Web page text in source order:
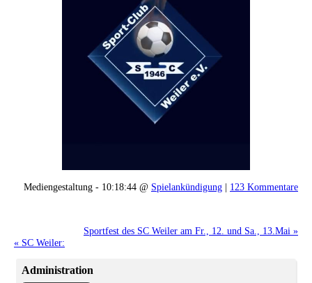
Mediengestaltung - 10:18:44 @ Spielankündigung | 123 Kommentare
Sportfest des SC Weiler am Fr., 12. und Sa., 13.Mai »
« SC Weiler:
Administration